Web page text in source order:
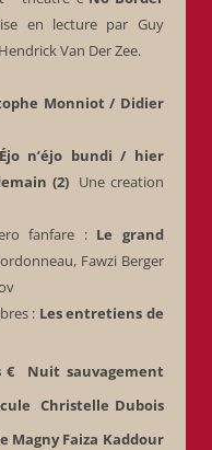
en lecture par Guy
Van Der Zee.
Monniot / Didier
Éjo n’éjo bundi / hier
(2) Une creation
fanfare : Le grand
Fawzi Berger
: Les entretiens de
€ Nuit sauvagement
Christelle Dubois
MagnyFaiza Kaddour